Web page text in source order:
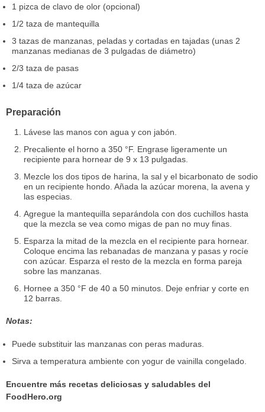
1 pizca de clavo de olor (opcional)
1/2 taza de mantequilla
3 tazas de manzanas, peladas y cortadas en tajadas (unas 2
manzanas medianas de 3 pulgadas de diámetro)
2/3 taza de pasas
1/4 taza de azúcar
Preparación
Lávese las manos con agua y con jabón.
Precaliente el horno a 350 °F. Engrase ligeramente un
recipiente para hornear de 9 x 13 pulgadas.
Mezcle los dos tipos de harina, la sal y el bicarbonato de sodio
en un recipiente hondo. Añada la azúcar morena, la avena y
las especias.
Agregue la mantequilla separándola con dos cuchillos hasta
que la mezcla se vea como migas de pan no muy finas.
Esparza la mitad de la mezcla en el recipiente para hornear.
Coloque encima las rebanadas de manzana y pasas y rocíe
con azúcar. Esparza el resto de la mezcla en forma pareja
sobre las manzanas.
Hornee a 350 °F de 40 a 50 minutos. Deje enfriar y corte en
12 barras.
Notas:
Puede substituir las manzanas con peras maduras.
Sirva a temperatura ambiente con yogur de vainilla congelado.
Encuentre más recetas deliciosas y saludables del
FoodHero.org